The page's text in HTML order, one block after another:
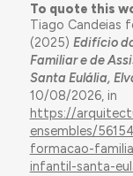
To quote this
Tiago Candeias
(2025) Edifício
Familiar e de
Santa Eulália,
10/08/2026, in
https://
ensembles/
formacao-
infantil-santa-